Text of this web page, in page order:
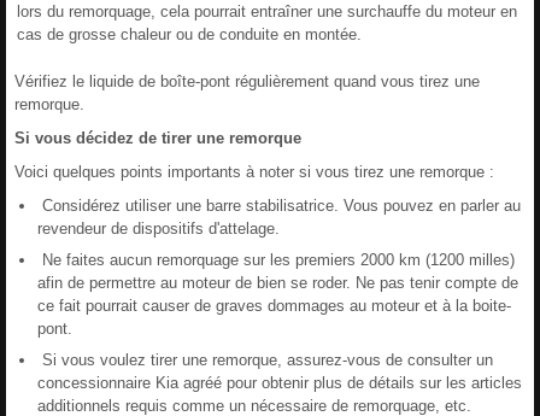
lors du remorquage, cela pourrait entraîner une surchauffe du moteur en
cas de grosse chaleur ou de conduite en montée.
Vérifiez le liquide de boîte-pont régulièrement quand vous tirez une
remorque.
Si vous décidez de tirer une remorque
Voici quelques points importants à noter si vous tirez une remorque :
Considérez utiliser une barre stabilisatrice. Vous pouvez en parler au
revendeur de dispositifs d'attelage.
Ne faites aucun remorquage sur les premiers 2000 km (1200 milles)
afin de permettre au moteur de bien se roder. Ne pas tenir compte de
ce fait pourrait causer de graves dommages au moteur et à la boite-
pont.
Si vous voulez tirer une remorque, assurez-vous de consulter un
concessionnaire Kia agréé pour obtenir plus de détails sur les articles
additionnels requis comme un nécessaire de remorquage, etc.